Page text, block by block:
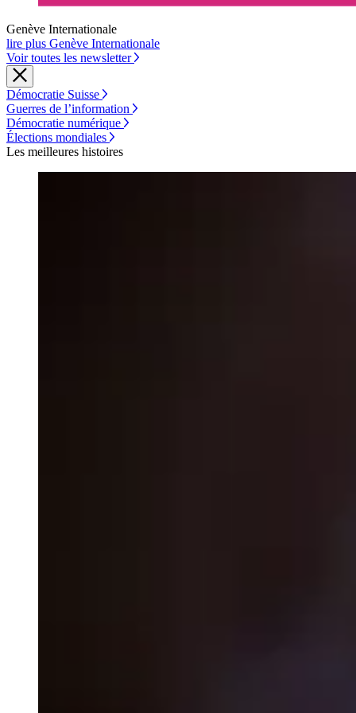
Genève Internationale
lire plus Genève Internationale
Voir toutes les newsletter
Démocratie Suisse
Guerres de l’information
Démocratie numérique
Élections mondiales
Les meilleures histoires